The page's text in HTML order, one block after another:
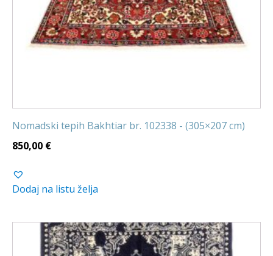
Nomadski tepih Bakhtiar br. 102338 - (305×207 cm)
850,00 €
Dodaj na listu želja